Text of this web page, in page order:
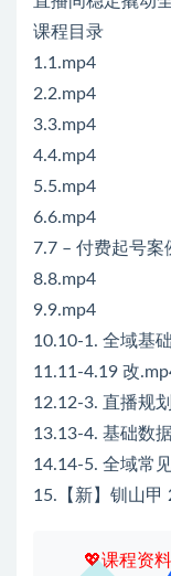
课程目录
1.1.mp4
2.2.mp4
3.3.mp4
4.4.mp4
5.5.mp4
6.6.mp4
7.7 – 付费起号案
8.8.mp4
9.9.mp4
10.10-1. 全域基
11.11-4.19 改
12.12-3. 直播规
13.13-4. 基础数
14.14-5. 全域常
15.【新】钏山甲
💖课程资